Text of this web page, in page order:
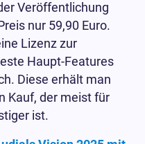
Veröffentlichung
nur 59,90 Euro.
Lizenz zur
Haupt-Features
Diese erhält man
Kauf, der meist für
ist.